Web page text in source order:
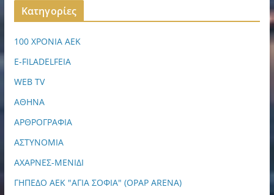
Kατηγορίες
100 ΧΡΟΝΙΑ ΑΕΚ
E-FILADELFEIA
WEB TV
ΑΘΗΝΑ
ΑΡΘΡΟΓΡΑΦΙΑ
ΑΣΤΥΝΟΜΙΑ
ΑΧΑΡΝΕΣ-ΜΕΝΙΔΙ
ΓΗΠΕΔΟ ΑΕΚ "ΑΓΙΑ ΣΟΦΙΑ" (OPAP ARENA)